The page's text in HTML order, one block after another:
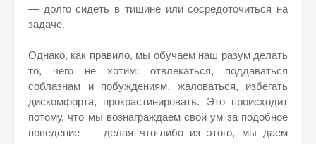
— долго сидеть в тишине или сосредоточиться на
задаче.
Однако, как правило, мы обучаем наш разум делать
то, чего не хотим: отвлекаться, поддаваться
соблазнам и побуждениям, жаловаться, избегать
дискомфорта, прокрастинировать. Это происходит
потому, что мы вознаграждаем свой ум за подобное
поведение — делая что-либо из этого, мы даем